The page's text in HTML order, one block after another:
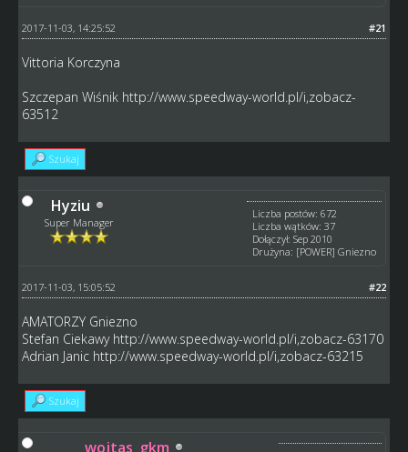
#21
2017-11-03, 14:25:52
Vittoria Korczyna
Szczepan Wiśnik http://www.speedway-world.pl/i,zobacz-
63512
Szukaj
Hyziu
Super Manager
Liczba postów: 672
Liczba wątków: 37
Dołączył: Sep 2010
Drużyna: [POWER] Gniezno
#22
2017-11-03, 15:05:52
AMATORZY Gniezno
Stefan Ciekawy http://www.speedway-world.pl/i,zobacz-63170
Adrian Janic http://www.speedway-world.pl/i,zobacz-63215
Szukaj
wojtas_gkm